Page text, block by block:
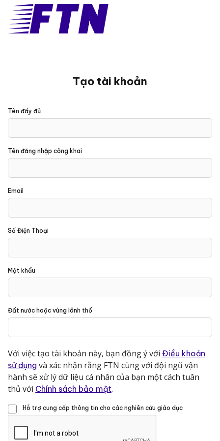
Tạo tài khoản
Tên đầy đủ
Tên đăng nhập công khai
Email
Số Điện Thoại
Mật khẩu
Đất nước hoặc vùng lãnh thổ
Với việc tạo tài khoản này, bạn đồng ý với Điều khoản
sử dụng và xác nhận rằng FTN cùng với đội ngũ vận
hành sẽ xử lý dữ liệu cá nhân của bạn một cách tuân
thủ với Chính sách bảo mật.
Hỗ trợ cung cấp thông tin cho các nghiên cứu giáo dục